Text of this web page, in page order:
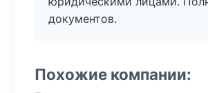
документов.
Похожие компании: